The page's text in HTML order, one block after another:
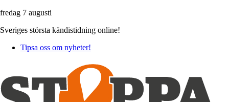
fredag 7 augusti
Sveriges största kändistidning online!
Tipsa oss om nyheter!